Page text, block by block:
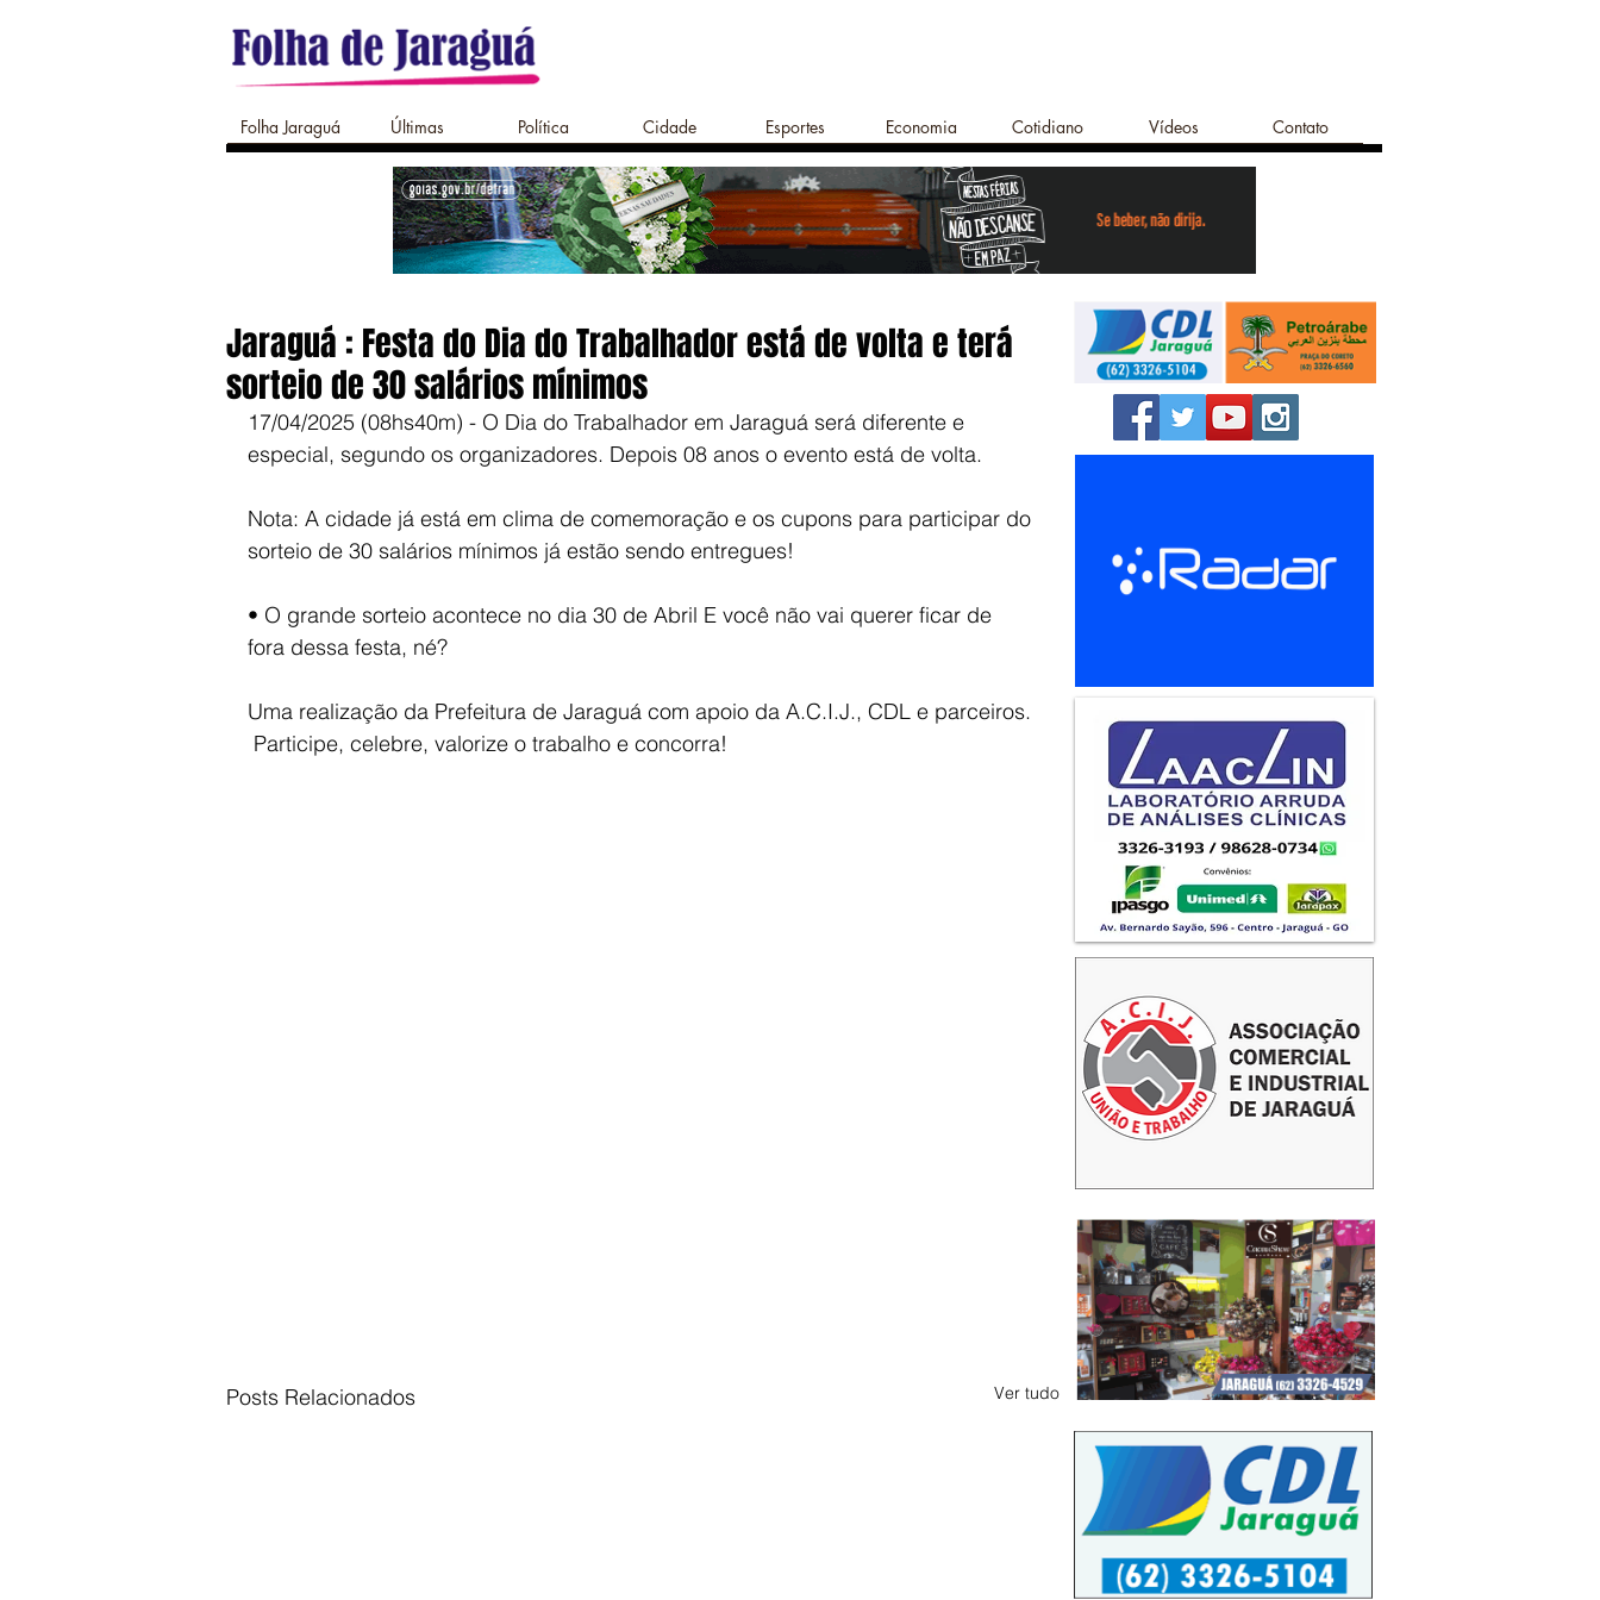
Folha Jaraguá Últimas Política Cidade Esportes Economia Cotidiano Vídeos Contato
Jaraguá : Festa do Dia do Trabalhador está de volta e terá
sorteio de 30 salários mínimos
17/04/2025 (08hs40m) - O Dia do Trabalhador em Jaraguá será diferente e
especial, segundo os organizadores. Depois 08 anos o evento está de volta.
Nota: A cidade já está em clima de comemoração e os cupons para participar do
sorteio de 30 salários mínimos já estão sendo entregues!
• O grande sorteio acontece no dia 30 de Abril E você não vai querer ficar de
fora dessa festa, né?
Uma realização da Prefeitura de Jaraguá com apoio da A.C.I.J., CDL e parceiros.
Participe, celebre, valorize o trabalho e concorra!
Posts Relacionados Ver tudo